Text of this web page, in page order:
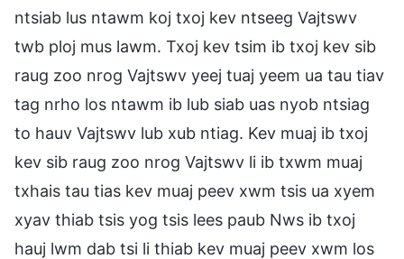
ntsiab lus ntawm koj txoj kev ntseeg Vajtswv
twb ploj mus lawm. Txoj kev tsim ib txoj kev sib
raug zoo nrog Vajtswv yeej tuaj yeem ua tau tiav
tag nrho los ntawm ib lub siab uas nyob ntsiag
to hauv Vajtswv lub xub ntiag. Kev muaj ib txoj
kev sib raug zoo nrog Vajtswv li ib txwm muaj
txhais tau tias kev muaj peev xwm tsis ua xyem
xyav thiab tsis yog tsis lees paub Nws ib txoj
hauj lwm dab tsi li thiab kev muaj peev xwm los